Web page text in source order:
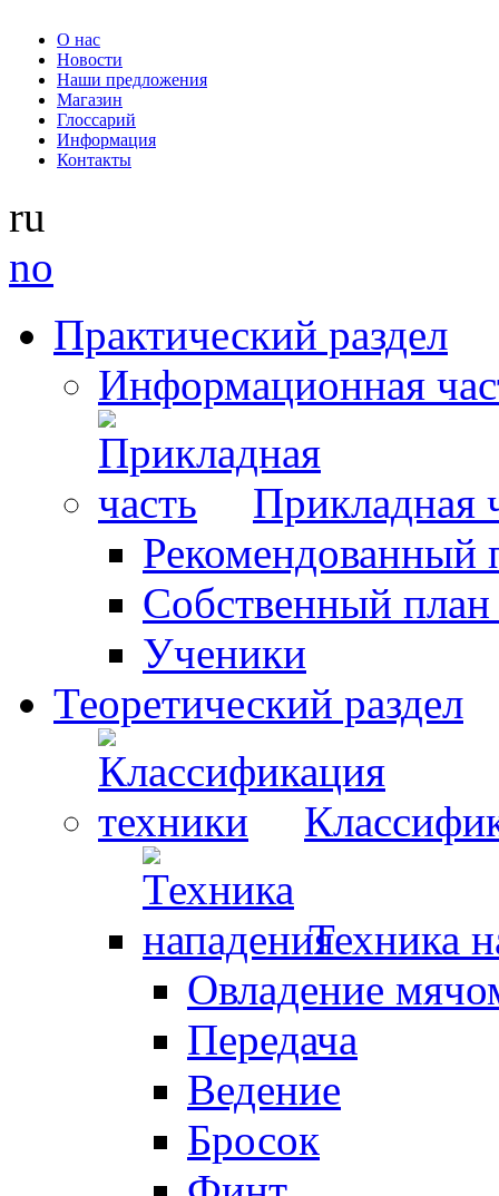
О нас
Новости
Наши предложения
Магазин
Глоссарий
Информация
Контакты
ru
no
Практический раздел
Информационная
Прикладная
Рекомендованный
Собственный
Ученики
Теоретический раздел
Техника
Овладение
Передача
Ведение
Бросок